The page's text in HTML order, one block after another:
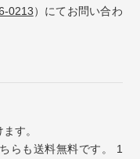
0213）にてお問い合わ
す。
らも送料無料です。 1